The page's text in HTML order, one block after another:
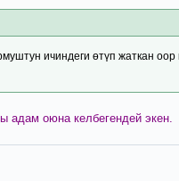
ичиндеги өтүп жаткан
адам оюна келбегендей экен.